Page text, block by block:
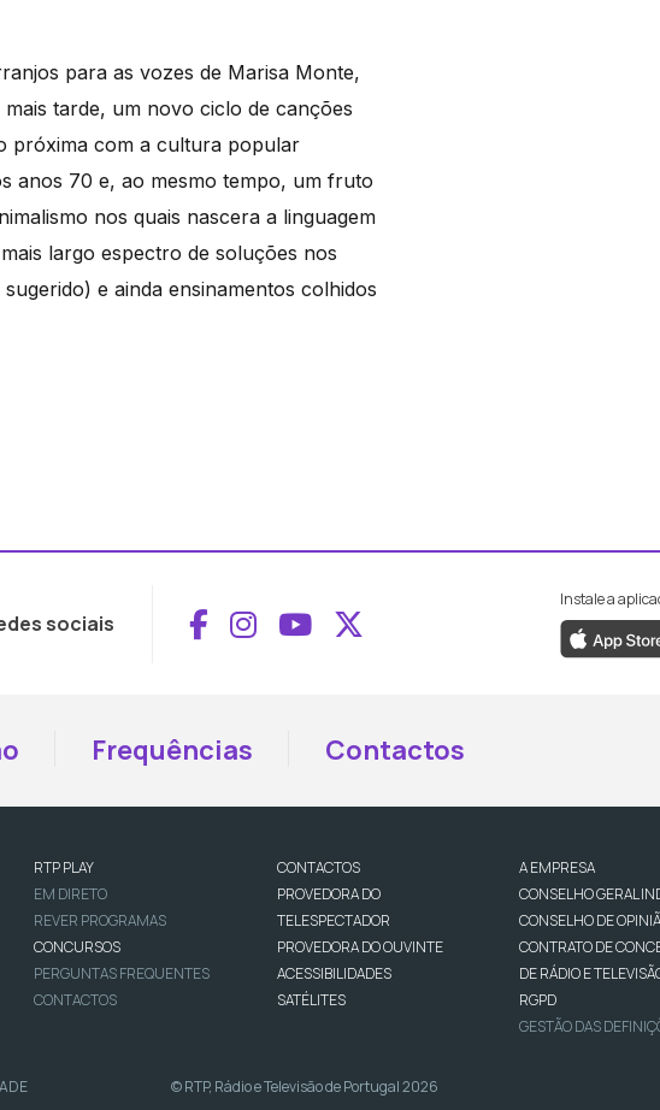
para as vozes de Marisa Monte,
tarde, um novo ciclo de canções
próxima com a cultura popular
anos 70 e, ao mesmo tempo, um fruto
nos quais nascera a linguagem
largo espectro de soluções nos
e ainda ensinamentos colhidos
sociais Aceder ao Facebook da RTP
Aceder ao Instagram da
Aceder ao YouTube da
Aceder ao X da RTP
Instale a
Frequências Contactos
RTP PLAY
EM DIRETO
REVER PROGRAMAS
CONCURSOS
PERGUNTAS FREQUENTES
CONTACTOS
CONTACTOS
PROVEDORA DO
TELESPECTADOR
PROVEDORA DO OUVINTE
ACESSIBILIDADES
SATÉLITES
A EMPRESA
CONSELHO GERAL
CONSELHO DE
CONTRATO DE
DE RÁDIO E
RGPD
GESTÃO DAS
© RTP, Rádio e Televisão de Portugal 2026